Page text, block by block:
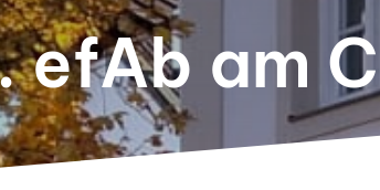
efAb am